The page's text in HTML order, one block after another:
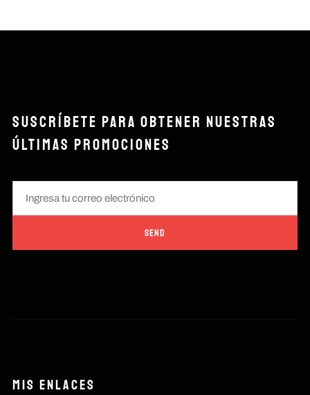
SUSCRÍBETE PARA OBTENER NUESTRAS
ÚLTIMAS PROMOCIONES
Mis Enlaces